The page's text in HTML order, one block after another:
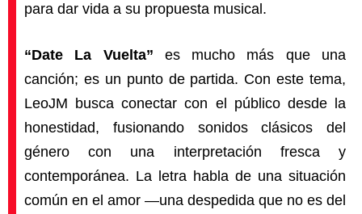
para dar vida a su propuesta musical.
“Date La Vuelta” es mucho más que una
canción; es un punto de partida. Con este tema,
LeoJM busca conectar con el público desde la
honestidad, fusionando sonidos clásicos del
género con una interpretación fresca y
contemporánea. La letra habla de una situación
común en el amor —una despedida que no es del